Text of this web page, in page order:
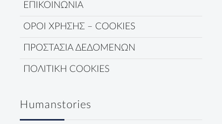
ΕΠΙΚΟΙΝΩΝΙΑ
ΟΡΟΙ ΧΡΗΣΗΣ – COOKIES
ΠΡΟΣΤΑΣΙΑ ΔΕΔΟΜΕΝΩΝ
ΠΟΛΙΤΙΚΗ COOKIES
Humanstories